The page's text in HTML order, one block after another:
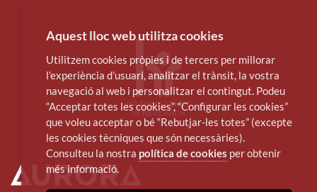
Aquest lloc web utilitza cookies
Utilitzem cookies pròpies i de tercers per millorar
l’experiència d’usuari, analitzar el trànsit, la vostra
navegació al web i personalitzar el contingut. Podeu
“Acceptar totes les cookies”, “Configurar les cookies”
que voleu acceptar o bé “Rebutjar-les totes” (excepte
les cookies tècniques que són necessàries).
Consulteu la nostra política de cookies per obtenir
més informació.